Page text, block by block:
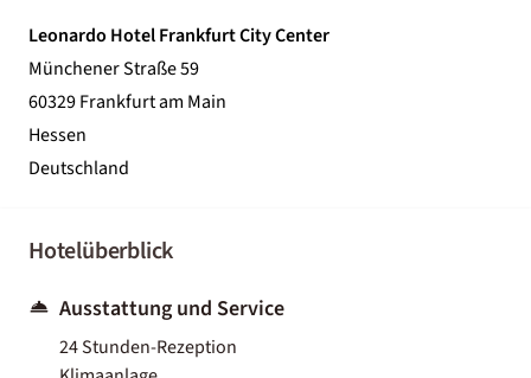
Leonardo Hotel Frankfurt City Center
Münchener Straße 59
60329 Frankfurt am Main
Hessen
Deutschland
Hotelüberblick
Ausstattung und Service
24 Stunden-Rezeption